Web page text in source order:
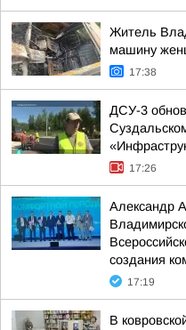
Житель
машину
17:38
ДСУ-3
17:26
Александр
создания
17:19
В